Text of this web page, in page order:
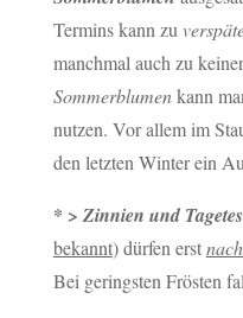
Termins kann zu
manchmal auch zu
Sommerblumenkann
nutzen. Vor allem im
den letzten Winter ein
* > Zinnien und Tagetes
bekannt) dürfen erst
Bei geringsten Frösten